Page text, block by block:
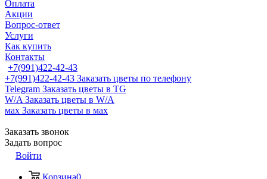
Оплата
Акции
Вопрос-ответ
Услуги
Как купить
Контакты
+7(991)422-42-43
+7(991)422-42-43 Заказать цветы по телефону
Telegram Заказать цветы в TG
W/A Заказать цветы в W/A
мах Заказать цветы в мах
Заказать звонок
Задать вопрос
Войти
Корзина0